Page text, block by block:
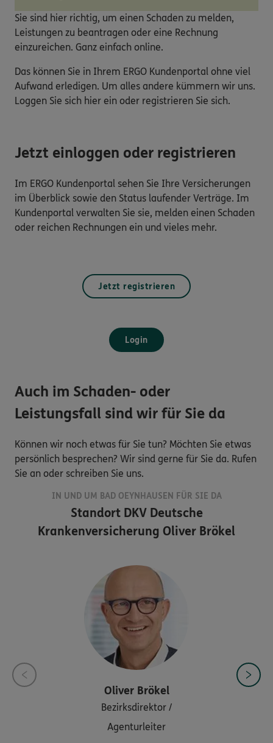
Sie sind hier richtig, um einen Schaden zu melden,
Leistungen zu beantragen oder eine Rechnung
einzureichen. Ganz einfach online.
Das können Sie in Ihrem ERGO Kundenportal ohne viel
Aufwand erledigen. Um alles andere kümmern wir uns.
Loggen Sie sich hier ein oder registrieren Sie sich.
Jetzt einloggen oder registrieren
Im ERGO Kundenportal sehen Sie Ihre Versicherungen
im Überblick sowie den Status laufender Verträge. Im
Kundenportal verwalten Sie sie, melden einen Schaden
oder reichen Rechnungen ein und vieles mehr.
Jetzt registrieren
Login
Auch im Schaden- oder
Leistungsfall sind wir für Sie da
Können wir noch etwas für Sie tun? Möchten Sie etwas
persönlich besprechen? Wir sind gerne für Sie da. Rufen
Sie an oder schreiben Sie uns.
IN UND UM BAD OEYNHAUSEN FÜR SIE DA
Standort DKV Deutsche
Krankenversicherung Oliver Brökel
Oliver Brökel
Bezirksdirektor /
Agenturleiter